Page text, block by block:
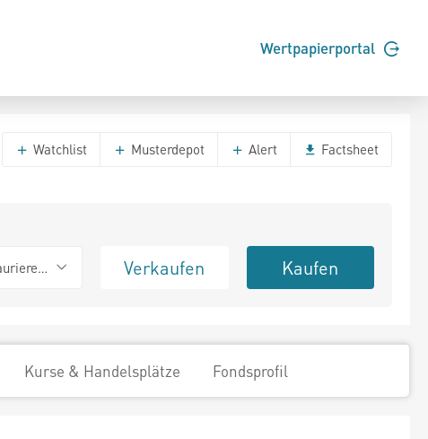
Wertpapierportal
Watchlist Musterdepot Alert Factsheet
Verkaufen Kaufen
Kurse & Handelsplätze Fondsprofil